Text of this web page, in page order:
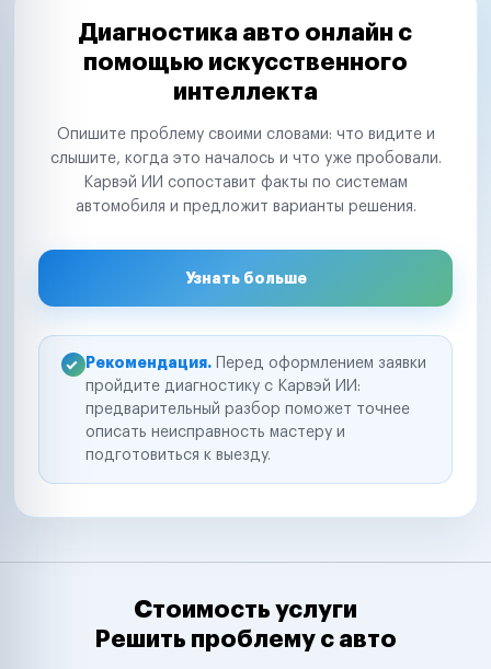
Диагностика авто онлайн с
помощью искусственного
интеллекта
Опишите проблему своими словами: что видите и
слышите, когда это началось и что уже пробовали.
Карвэй ИИ сопоставит факты по системам
автомобиля и предложит варианты решения.
Узнать больше
Рекомендация. Перед оформлением заявки
пройдите диагностику с Карвэй ИИ:
предварительный разбор поможет точнее
описать неисправность мастеру и
подготовиться к выезду.
Стоимость услуги
Решить проблему с авто